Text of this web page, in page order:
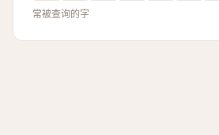
常被查询的字